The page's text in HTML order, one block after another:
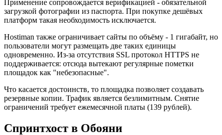
Применение сопровождается верификацией - обязательной
загрузкой фотографии из паспорта. При покупке дешёвых
платформ такая необходимость исключается.
Hostiman также ограничивает сайты по объёму - 1 гигабайт, но
пользователи могут размещать две таких единицы
одновременно. Из-за отсутствия SSL протокол HTTPS не
поддерживается: отсюда вытекают регулярные пометки
площадок как "небезопасные".
Что касается достоинств, то площадка позволяет создавать
резервные копии. Трафик является безлимитным. Снятие
ограничений требует ежемесячной платы (139 рублей).
Спринтхост в Обояни